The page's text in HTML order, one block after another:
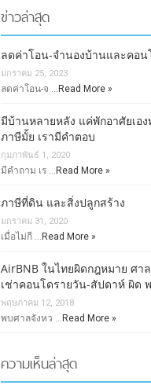
ข่าวล่าสุด
ลดค่าโอน-จำนองบ้านและคอน
มกราคม 25, 2023
ลดค่าโอน-จ … Read More »
มีบ้านหลายหลัง แค่พักอาศัยเอง
ภาษีมั้ย เรามีคำตอบ
กุมภาพันธ์ 1, 2020
มีคำถาม เร … Read More »
ภาษีที่ดิน และสิ่งปลูกสร้าง
มกราคม 31, 2020
เมื่อไม่กี … Read More »
AirBNB ในไทยผิดกฎหมาย ศ
เช่าคอนโดรายวัน-สัปดาห์ ผิด
พฤษภาคม 12, 2018
พบศาลจังหว … Read More »
ความเห็นล่าสุด